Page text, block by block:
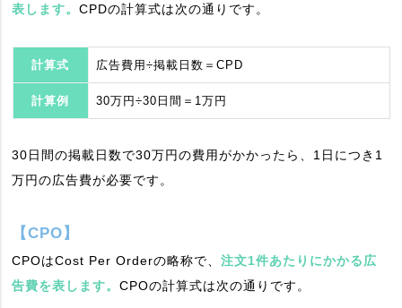
表します。CPDの計算式は次の通りです。
計算式 広告費用÷掲載日数＝CPD
計算例 30万円÷30日間＝1万円
30日間の掲載日数で30万円の費用がかかったら、1日につき1
万円の広告費が必要です。
【CPO】
CPOはCost Per Orderの略称で、注文1件あたりにかかる広
告費を表します。CPOの計算式は次の通りです。